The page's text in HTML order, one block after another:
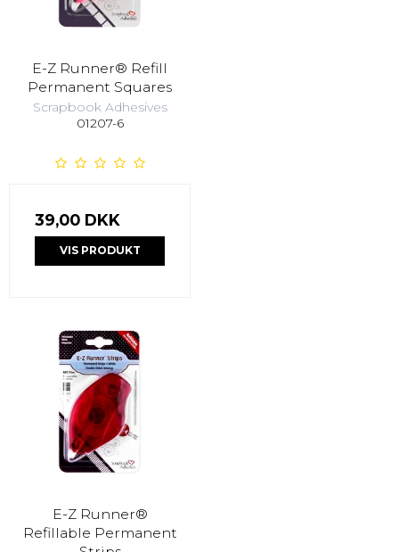
E-Z Runner® Refill
Permanent Squares
Scrapbook Adhesives
01207-6
39,00 DKK
VIS PRODUKT
E-Z Runner®
Refillable Permanent